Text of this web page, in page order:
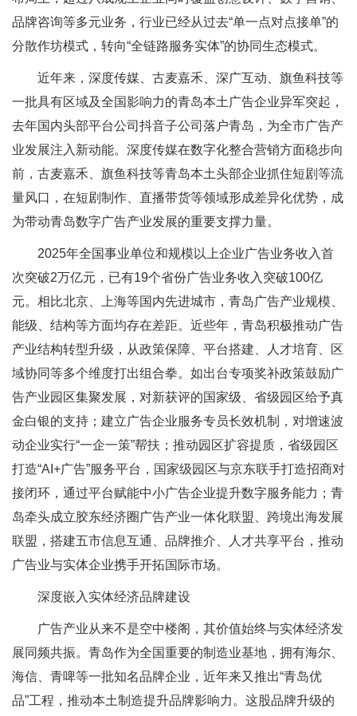
品牌咨询等多元业务，行业已经从过去“单一点对点接单”的
分散作坊模式，转向“全链路服务实体”的协同生态模式。
近年来，深度传媒、古麦嘉禾、深广互动、旗鱼科技等
一批具有区域及全国影响力的青岛本土广告企业异军突起，
去年国内头部平台公司抖音子公司落户青岛，为全市广告产
业发展注入新动能。深度传媒在数字化整合营销方面稳步向
前，古麦嘉禾、旗鱼科技等青岛本土头部企业抓住短剧等流
量风口，在短剧制作、直播带货等领域形成差异化优势，成
为带动青岛数字广告产业发展的重要支撑力量。
2025年全国事业单位和规模以上企业广告业务收入首
次突破2万亿元，已有19个省份广告业务收入突破100亿
元。相比北京、上海等国内先进城市，青岛广告产业规模、
能级、结构等方面均存在差距。近些年，青岛积极推动广告
产业结构转型升级，从政策保障、平台搭建、人才培育、区
域协同等多个维度打出组合拳。如出台专项奖补政策鼓励广
告产业园区集聚发展，对新获评的国家级、省级园区给予真
金白银的支持；建立广告企业服务专员长效机制，对增速波
动企业实行“一企一策”帮扶；推动园区扩容提质，省级园区
打造“AI+广告”服务平台，国家级园区与京东联手打造招商对
接闭环，通过平台赋能中小广告企业提升数字服务能力；青
岛牵头成立胶东经济圈广告产业一体化联盟、跨境出海发展
联盟，搭建五市信息互通、品牌推介、人才共享平台，推动
广告业与实体企业携手开拓国际市场。
深度嵌入实体经济品牌建设
广告产业从来不是空中楼阁，其价值始终与实体经济发
展同频共振。青岛作为全国重要的制造业基地，拥有海尔、
海信、青啤等一批知名品牌企业，近年来又推出“青岛优
品”工程，推动本土制造提升品牌影响力。这股品牌升级的